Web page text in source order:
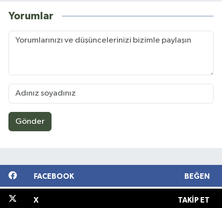
Yorumlar
Gönder
FACEBOOK BEĞEN
X TAKIP ET